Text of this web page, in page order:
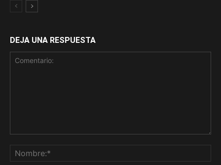
DEJA UNA RESPUESTA